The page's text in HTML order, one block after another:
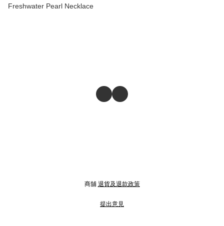
Freshwater Pearl Necklace
商舖 退貨及退款政策
提出意見